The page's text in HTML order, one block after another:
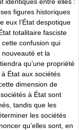
figures historiques
eux l’État despotique
totalitaire fasciste
confusion qui
et la
qu’une propriété
État aux sociétés
dimension de
à État sont
tandis que les
les sociétés
qu’elles sont, en